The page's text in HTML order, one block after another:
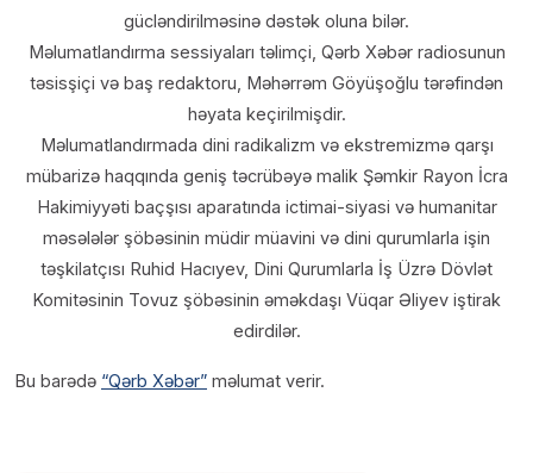
gücləndirilməsinə dəstək oluna bilər.
Məlumatlandırma sessiyaları təlimçi, Qərb Xəbər radiosunun
təsisşiçi və baş redaktoru, Məhərrəm Göyüşoğlu tərəfindən
həyata keçirilmişdir.
Məlumatlandırmada dini radikalizm və ekstremizmə qarşı
mübarizə haqqında geniş təcrübəyə malik Şəmkir Rayon İcra
Hakimiyyəti baçşısı aparatında ictimai-siyasi və humanitar
məsələlər şöbəsinin müdir müavini və dini qurumlarla işin
təşkilatçısı Ruhid Hacıyev, Dini Qurumlarla İş Üzrə Dövlət
Komitəsinin Tovuz şöbəsinin əməkdaşı Vüqar Əliyev iştirak
edirdilər.
Bu barədə “Qərb Xəbər” məlumat verir.